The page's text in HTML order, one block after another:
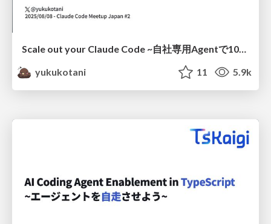
Scale out your Claude Code ~⁨⁩自社専用Agentで10xする開発プロセス~
yukukotani
11 5.9k